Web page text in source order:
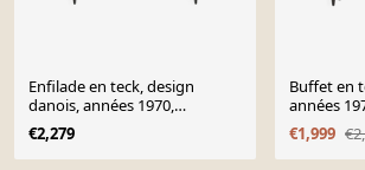
Enfilade en teck, design
danois, années 1970,
production : Danemark
€2,279
Buffet en
années
Danemark
€1,999